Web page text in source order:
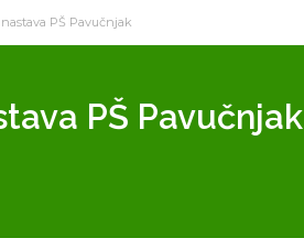
PŠ Pavučnjak
PŠ Pavučnjak